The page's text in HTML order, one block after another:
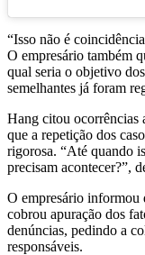
“Isso não é
O empresário também
qual seria o objetivo
semelhantes já foram
Hang citou ocorrências
que a repetição dos
rigorosa. “Até quando
precisam acontecer?”,
O empresário informou
cobrou apuração dos
denúncias, pedindo a
responsáveis.